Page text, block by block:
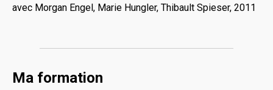
avec Morgan Engel, Marie Hungler, Thibault Spieser, 2011
Ma formation